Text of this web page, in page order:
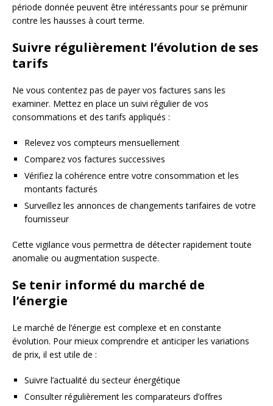
période donnée peuvent être intéressants pour se prémunir
contre les hausses à court terme.
Suivre régulièrement l’évolution de ses
tarifs
Ne vous contentez pas de payer vos factures sans les
examiner. Mettez en place un suivi régulier de vos
consommations et des tarifs appliqués :
Relevez vos compteurs mensuellement
Comparez vos factures successives
Vérifiez la cohérence entre votre consommation et les
montants facturés
Surveillez les annonces de changements tarifaires de votre
fournisseur
Cette vigilance vous permettra de détecter rapidement toute
anomalie ou augmentation suspecte.
Se tenir informé du marché de
l’énergie
Le marché de l’énergie est complexe et en constante
évolution. Pour mieux comprendre et anticiper les variations
de prix, il est utile de :
Suivre l’actualité du secteur énergétique
Consulter régulièrement les comparateurs d’offres